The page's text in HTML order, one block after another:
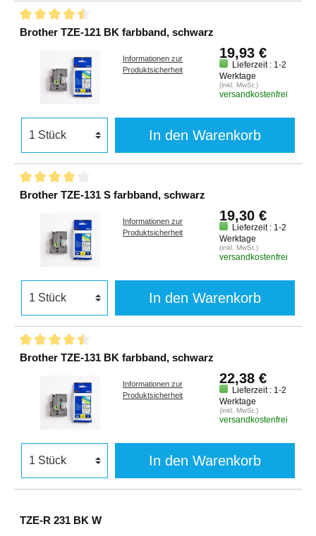
Brother TZE-121 BK farbband, schwarz
Informationen zur
Produktsicherheit
19,93 €
Lieferzeit : 1-2
Werktage
(inkl. MwSt.)
versandkostenfrei
In den Warenkorb
Brother TZE-131 S farbband, schwarz
Informationen zur
Produktsicherheit
19,30 €
Lieferzeit : 1-2
Werktage
(inkl. MwSt.)
versandkostenfrei
In den Warenkorb
Brother TZE-131 BK farbband, schwarz
Informationen zur
Produktsicherheit
22,38 €
Lieferzeit : 1-2
Werktage
(inkl. MwSt.)
versandkostenfrei
In den Warenkorb
TZE-R 231 BK W